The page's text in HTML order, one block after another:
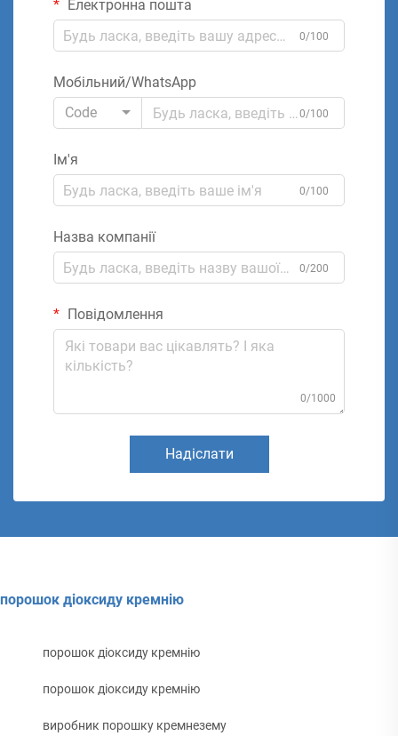
Електронна пошта
0/100
Мобільний/WhatsApp
Code
0/100
Ім'я
0/100
Назва компанії
0/200
Повідомлення
0/1000
Надіслати
порошок діоксиду кремнію
порошок діоксиду кремнію
порошок діоксиду кремнію
виробник порошку кремнезему